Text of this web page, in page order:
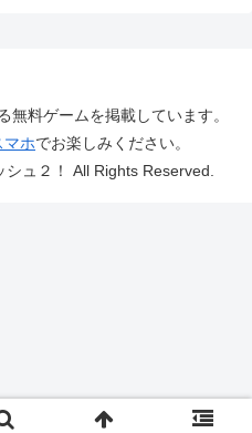
無料ゲームを掲載しています。
マホでお楽しみください。
ュ２！ All Rights Reserved.